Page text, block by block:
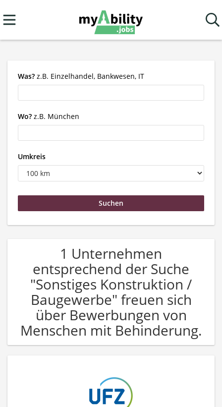
Was? z.B. Einzelhandel, Bankwesen, IT
Wo? z.B. München
Umkreis
1 Unternehmen
entsprechend der Suche
"Sonstiges Konstruktion /
Baugewerbe" freuen sich
über Bewerbungen von
Menschen mit Behinderung.